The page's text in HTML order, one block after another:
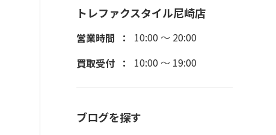
トレファクスタイル尼崎店
営業時間
10:00 ～ 20:00
買取受付
10:00 ～ 19:00
ブログを探す